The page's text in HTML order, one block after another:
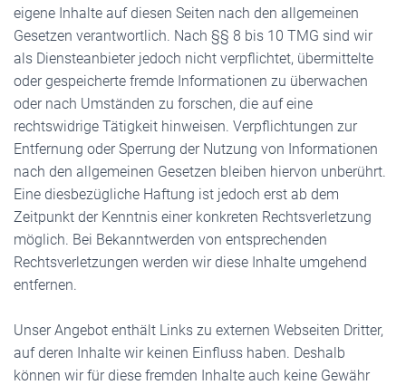
eigene Inhalte auf diesen Seiten nach den allgemeinen
Gesetzen verantwortlich. Nach §§ 8 bis 10 TMG sind wir
als Diensteanbieter jedoch nicht verpflichtet, übermittelte
oder gespeicherte fremde Informationen zu überwachen
oder nach Umständen zu forschen, die auf eine
rechtswidrige Tätigkeit hinweisen. Verpflichtungen zur
Entfernung oder Sperrung der Nutzung von Informationen
nach den allgemeinen Gesetzen bleiben hiervon unberührt.
Eine diesbezügliche Haftung ist jedoch erst ab dem
Zeitpunkt der Kenntnis einer konkreten Rechtsverletzung
möglich. Bei Bekanntwerden von entsprechenden
Rechtsverletzungen werden wir diese Inhalte umgehend
entfernen.
Unser Angebot enthält Links zu externen Webseiten Dritter,
auf deren Inhalte wir keinen Einfluss haben. Deshalb
können wir für diese fremden Inhalte auch keine Gewähr